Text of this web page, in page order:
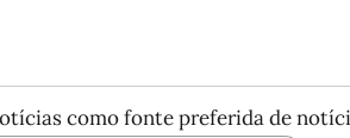
como fonte preferida de